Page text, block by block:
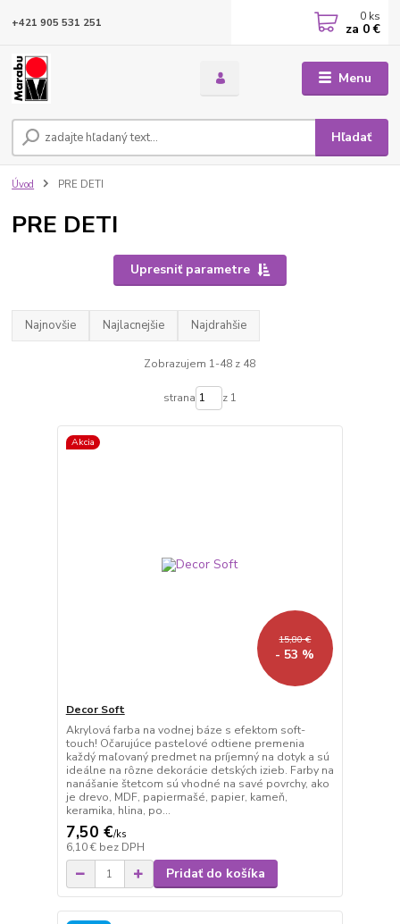
Menu
Hľadať
+421 905 531 251 0 ks
za 0 €
Úvod PRE DETI
PRE DETI
Upresniť parametre
Najnovšie Najlacnejšie Najdrahšie
Zobrazujem 1-48 z 48
strana z 1
Akcia
15,80 €
- 53 %
Decor Soft
Akrylová farba na vodnej báze s efektom soft-
touch! Očarujúce pastelové odtiene premenia
každý maľovaný predmet na príjemný na dotyk a sú
ideálne na rôzne dekorácie detských izieb. Farby na
nanášanie štetcom sú vhodné na savé povrchy, ako
je drevo, MDF, papiermašé, papier, kameň,
keramika, hlina, po...
7,50 €/ks
6,10 € bez DPH
Pridať do košíka